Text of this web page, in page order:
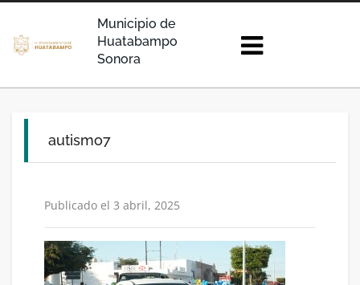
Municipio de
Huatabampo
Sonora
autismo7
Publicado el 3 abril, 2025